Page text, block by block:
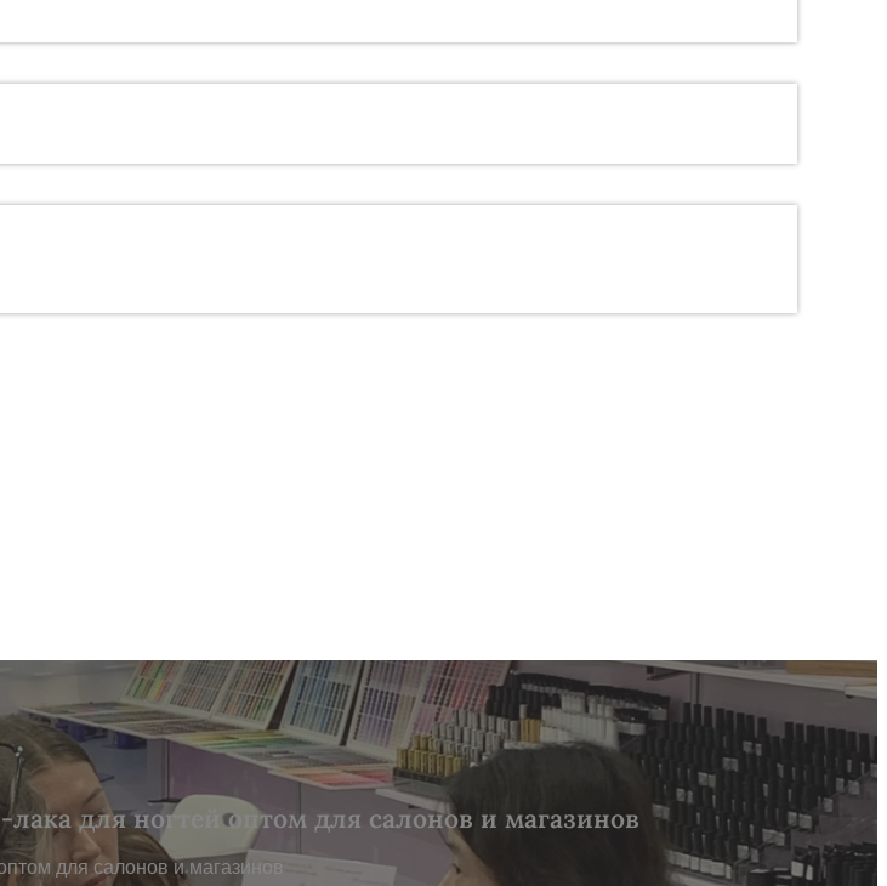
для ногтей оптом для салонов и магазинов
для салонов и магазинов